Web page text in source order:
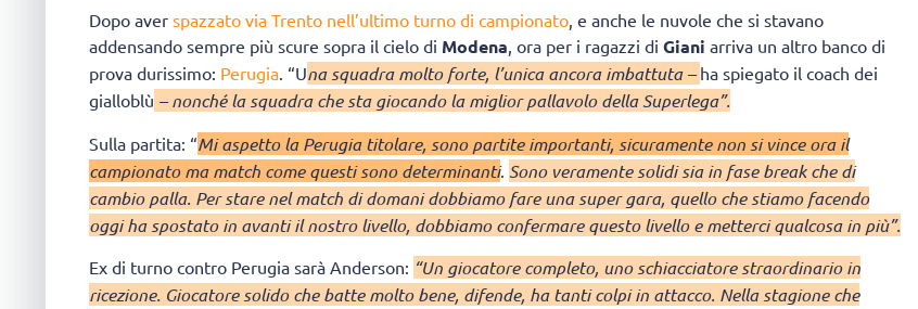
Dopo aver spazzato via Trento nell’ultimo turno di campionato, e anche le nuvole che si stavano
addensando sempre più scure sopra il cielo di Modena, ora per i ragazzi di Giani arriva un altro banco di
prova durissimo: Perugia. “Una squadra molto forte, l’unica ancora imbattuta –ha spiegato il coach dei
gialloblù – nonché la squadra che sta giocando la miglior pallavolo della Superlega”.
Sulla partita: “Mi aspetto la Perugia titolare, sono partite importanti, sicuramente non si vince ora il
campionato ma match come questi sono determinanti. Sono veramente solidi sia in fase break che di
cambio palla. Per stare nel match di domani dobbiamo fare una super gara, quello che stiamo facendo
oggi ha spostato in avanti il nostro livello, dobbiamo confermare questo livello e metterci qualcosa in più”.
Ex di turno contro Perugia sarà Anderson: “Un giocatore completo, uno schiacciatore straordinario in
ricezione. Giocatore solido che batte molto bene, difende, ha tanti colpi in attacco. Nella stagione che